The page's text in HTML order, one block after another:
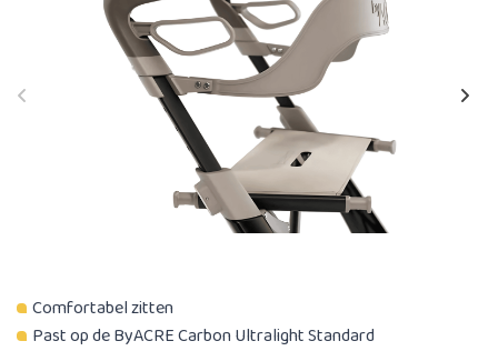
Comfortabel zitten
Past op de ByACRE Carbon Ultralight Standard